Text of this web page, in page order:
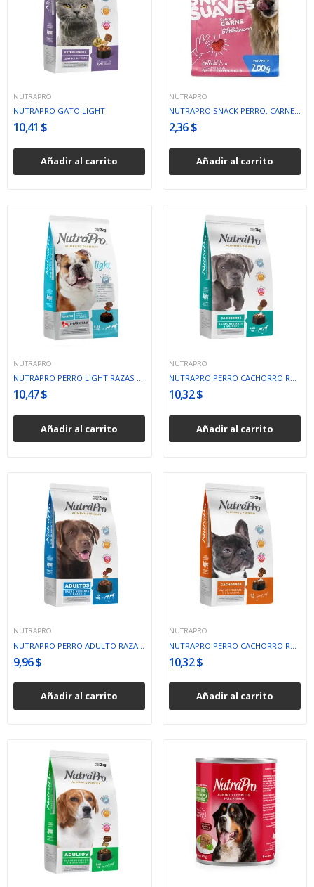
NUTRAPRO
NUTRAPRO GATO LIGHT
10,41 $
Añadir al carrito
NUTRAPRO
NUTRAPRO SNACK PERRO. CARNE 200GR
2,36 $
Añadir al carrito
NUTRAPRO
NUTRAPRO PERRO LIGHT RAZAS MEDIANAS Y GRANDES
10,47 $
Añadir al carrito
NUTRAPRO
NUTRAPRO PERRO CACHORRO RAZA MEDIANA Y GRANDE
10,32 $
Añadir al carrito
NUTRAPRO
9,96 $
Añadir al carrito
NUTRAPRO
10,32 $
Añadir al carrito